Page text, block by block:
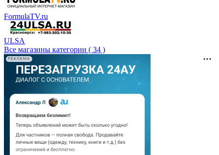
FormulaTV.ru
ULSA
Все магазины категории ( 34 )
РЕКЛАМА